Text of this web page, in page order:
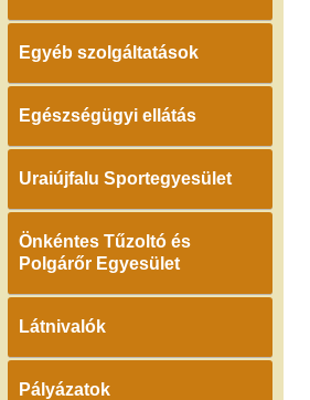
Egyéb szolgáltatások
Egészségügyi ellátás
Uraiújfalu Sportegyesület
Önkéntes Tűzoltó és
Polgárőr Egyesület
Látnivalók
Pályázatok